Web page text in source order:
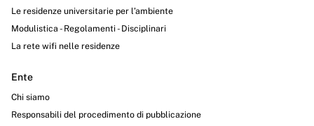
Le residenze universitarie per l’ambiente
Modulistica - Regolamenti - Disciplinari
La rete wifi nelle residenze
Ente
Chi siamo
Responsabili del procedimento di pubblicazione